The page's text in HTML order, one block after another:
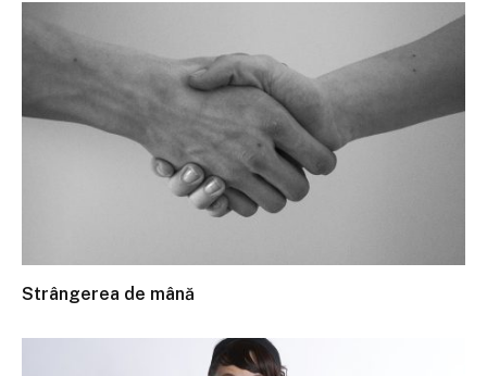
Strângerea de mână